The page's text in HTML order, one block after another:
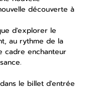
découverte à
d'explorer le
au rythme de la
cadre enchanteur
le billet d'entrée